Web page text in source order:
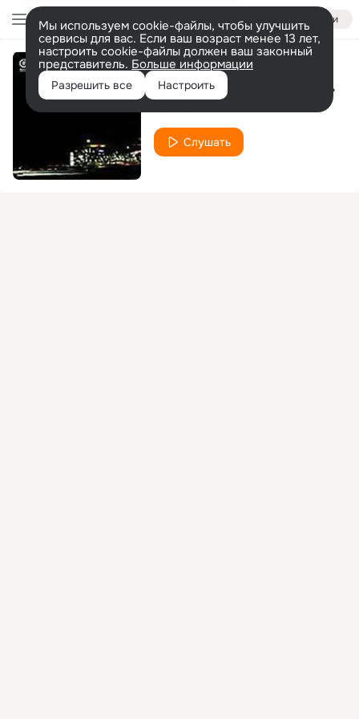
Войти
Мы используем cookie-файлы, чтобы улучшить
сервисы для вас. Если ваш возраст менее 13 лет,
настроить cookie-файлы должен ваш законный
представитель. Больше информации
Разрешить все Настроить То, что было... (Трилогия, Часть III) (prod. by Max Da B.O.M.B.)
Слушать